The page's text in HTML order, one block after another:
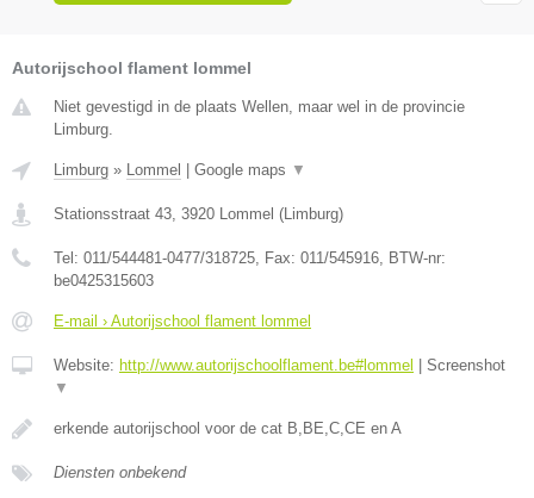
Autorijschool flament lommel
Niet gevestigd in de plaats Wellen, maar wel in de provincie
Limburg.
Limburg » Lommel Google maps ▼
Stationsstraat 43 3920 Lommel ( Limburg)
Tel: 011/544481-0477/318725 , Fax: 011/545916 , BTW-nr:
be0425315603
E-mail › Autorijschool flament lommel
Website: http://www.autorijschoolflament.be#lommel
Screenshot
▼
erkende autorijschool voor de cat B,BE,C,CE en A
Diensten onbekend